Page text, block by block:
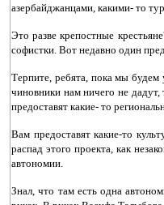
азербайджанцами, какими- то
Это разве крепостные
софистки. Вот недавно один
Терпите, ребята, пока мы будем
чиновники нам ничего не
предоставят какие- то
Вам предоставят какие-то
распад этого проекта, как
автономии.
Знал, что там есть одна